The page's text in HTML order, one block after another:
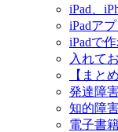
iPad、
iPadア
iPadで
入れて
【まと
発達障
知的障
電子書